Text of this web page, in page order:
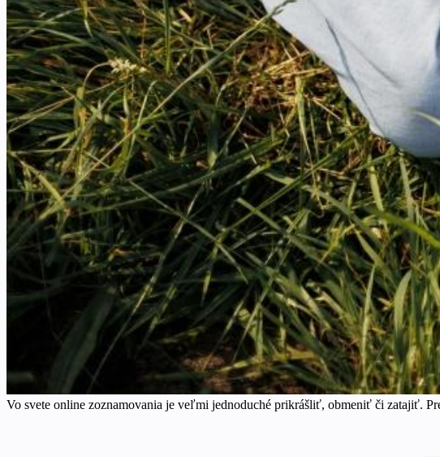
Vo svete online zoznamovania je veľmi jednoduché prikrášliť, obmeniť či zatajiť.